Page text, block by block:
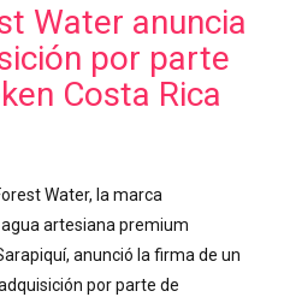
Water anuncia
por parte
Costa Rica
Water, la marca
artesiana premium
anunció la firma de un
por parte de